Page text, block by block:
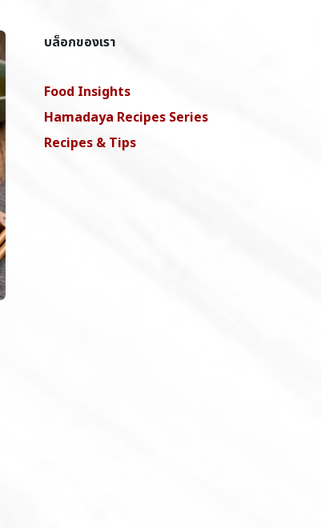
บล็อกของเรา
Food Insights
Hamadaya Recipes Series
Recipes & Tips